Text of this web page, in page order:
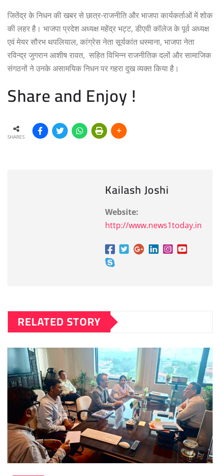
जितेंद्र के निधन की खबर से छात्र-राजनीति और भाजपा कार्यकर्ताओं में शोक
की लहर है। भाजपा प्रदेश अध्यक्ष महेंद्र भट्ट, डीएवी कॉलेज के पूर्व अध्यक्ष
एवं मेयर सौरभ थपलियाल, कांग्रेस नेता सूर्यकांत धस्माना, भाजपा नेता
रविन्द्र जुगरान आशीष रावत, सहित विभिन्न राजनीतिक दलों और सामाजिक
संगठनों ने उनके असामयिक निधन पर गहरा दुख व्यक्त किया है।
Share and Enjoy !
SHARES
Kailash Joshi
Website:
http://www.news1today.in
RELATED STORY